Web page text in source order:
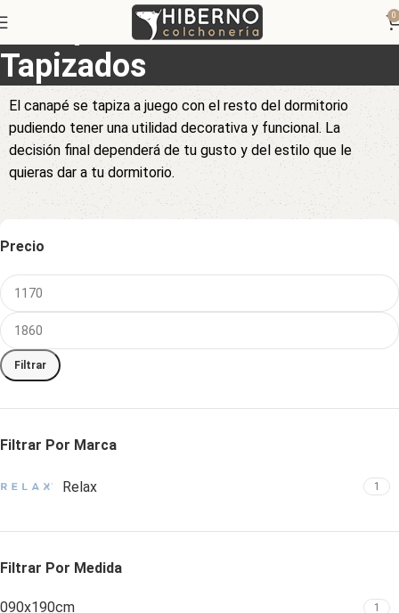
0
Canapés Abatibles
Tapizados
El canapé se tapiza a juego con el resto del dormitorio
pudiendo tener una utilidad decorativa y funcional. La
decisión final dependerá de tu gusto y del estilo que le
quieras dar a tu dormitorio.
Precio
Filtrar
Filtrar Por Marca
Relax 1
Filtrar Por Medida
090x190cm 1